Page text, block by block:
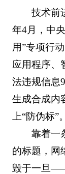
技术前
年4月，中
用”专项行
应用程序、
法违规信息
生成合成内
上“防伪标”。
靠着一
的标题，网
毁于一旦